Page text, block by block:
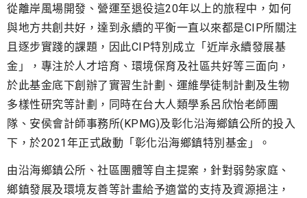
從離岸風場開發、營運至退役這20年以上的旅程中，如何
與地方共創共好，達到永續的平衡一直以來都是CIP所關注
且逐步實踐的課題，因此CIP特別成立「近岸永續發展基
金」，專注於人才培育、環境保育及社區共好等三面向，
於此基金底下創辦了實習生計劃、運維學徒制計劃及生物
多樣性研究等計劃，同時在台大人類學系呂欣怡老師團
隊、安侯會計師事務所(KPMG)及彰化沿海鄉鎮公所的投入
下，於2021年正式啟動「彰化沿海鄉鎮特別基金」。
由沿海鄉鎮公所、社區團體等自主提案，針對弱勢家庭、
鄉鎮發展及環境友善等計畫給予適當的支持及資源挹注，